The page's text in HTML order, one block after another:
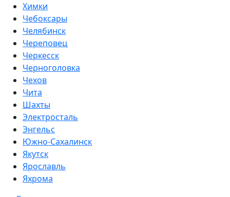
Химки
Чебоксары
Челябинск
Череповец
Черкесск
Черноголовка
Чехов
Чита
Шахты
Электросталь
Энгельс
Южно-Сахалинск
Якутск
Ярославль
Яхрома